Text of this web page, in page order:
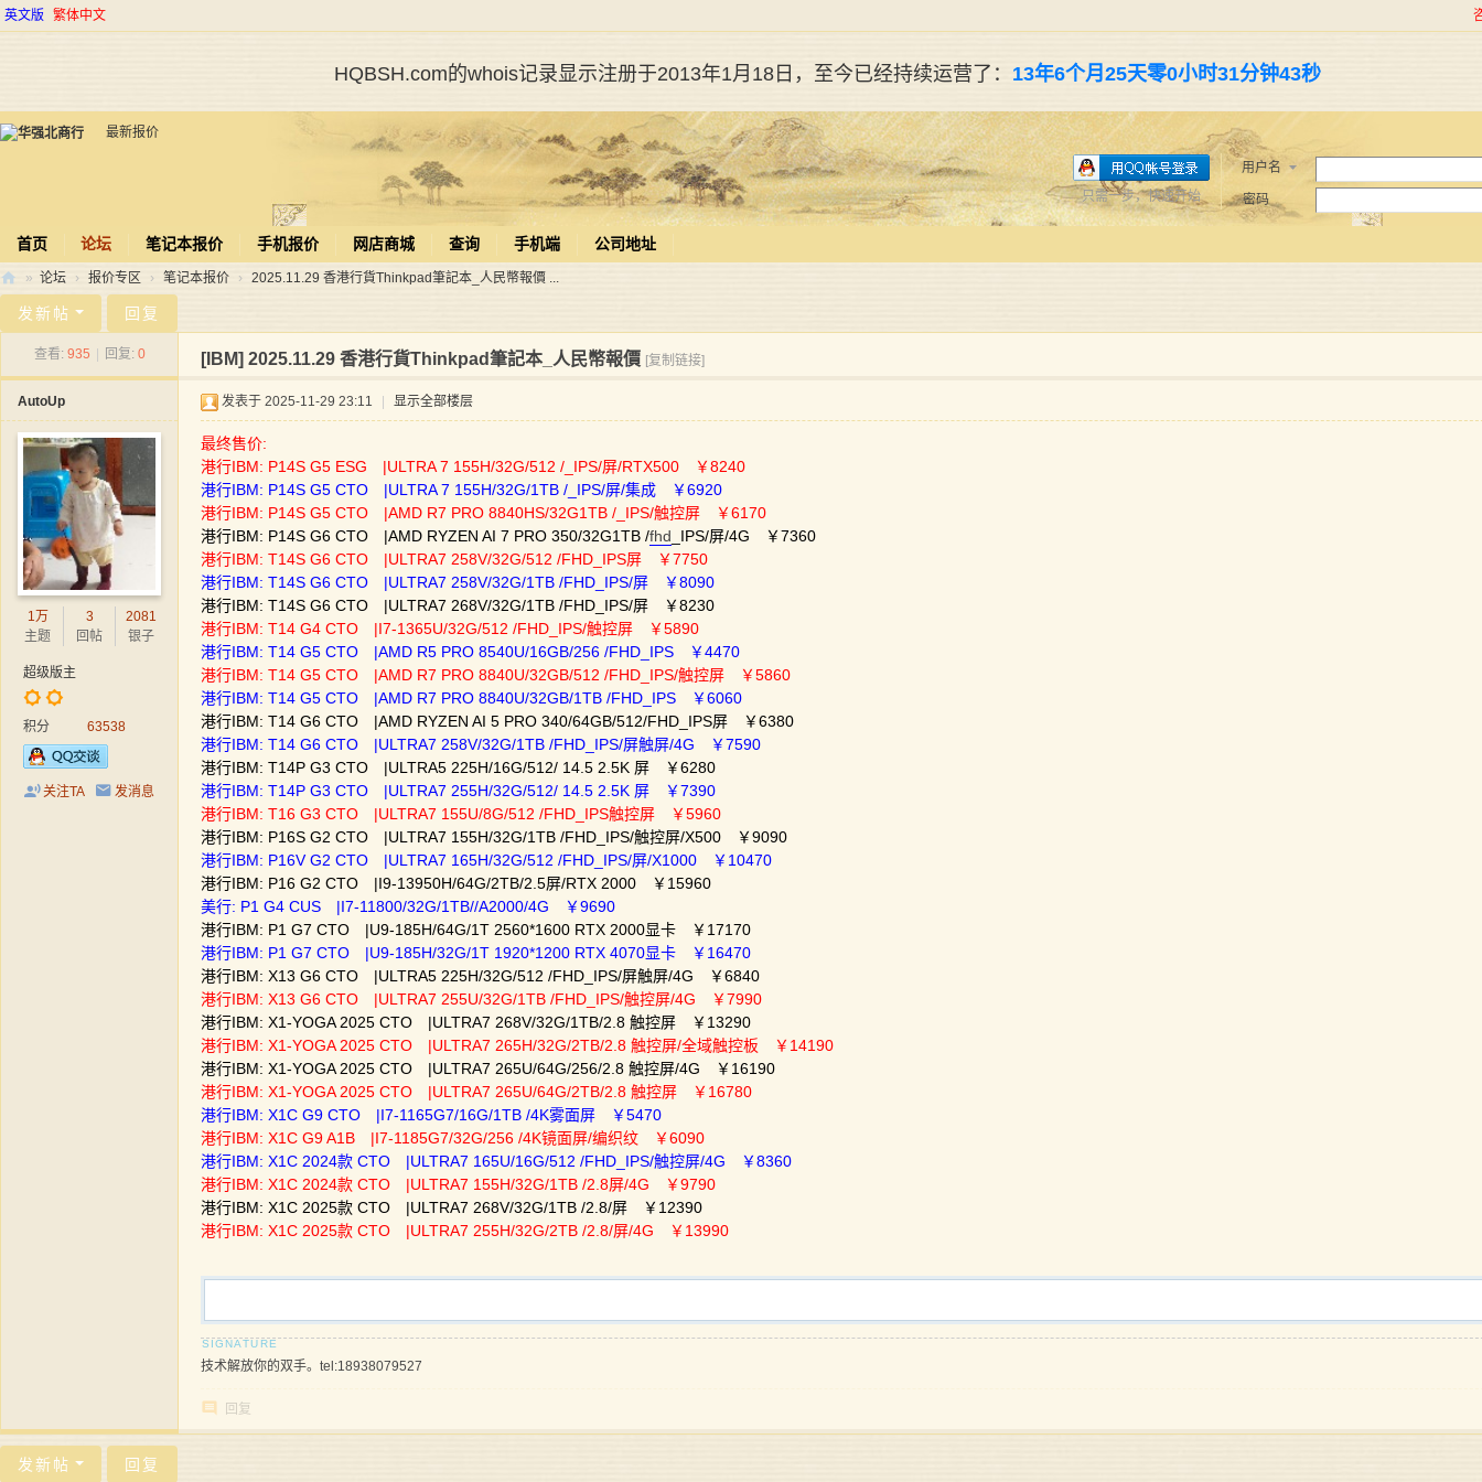
英文版 繁体中文
HQBSH.com的whois记录显示注册于2013年1月18日，至今已经持续运营了： 13年6个月25天零0小时31分钟44秒
最新报价
用户名
密码
只需一步，快速开始
首页 论坛 笔记本报价 手机报价 网店商城 查询 手机端 公司地址
北
» 论坛 › 报价专区 › 笔记本报价 › 2025.11.29 香港行貨Thinkpad筆記本_人民幣報價 ...
发新帖 回复
查看: 935 回复: 0 [IBM] 2025.11.29 香港行貨Thinkpad筆記本_人民幣報價 [复制链接]
AutoUp
1万
主题
3
回帖
2081
银子
超级版主
积分 63538
关注TA 发消息
发表于 2025-11-29 23:11 显示全部楼层
最终售价:
港行IBM: P14S G5 ESG |ULTRA 7 155H/32G/512 /_IPS/屏/RTX500 ￥8240
港行IBM: P14S G5 CTO |ULTRA 7 155H/32G/1TB /_IPS/屏/集成 ￥6920
港行IBM: P14S G5 CTO |AMD R7 PRO 8840HS/32G1TB /_IPS/触控屏 ￥6170
港行IBM: P14S G6 CTO |AMD RYZEN AI 7 PRO 350/32G1TB /fhd _IPS/屏/4G ￥7360
港行IBM: T14S G6 CTO |ULTRA7 258V/32G/512 /FHD_IPS屏 ￥7750
港行IBM: T14S G6 CTO |ULTRA7 258V/32G/1TB /FHD_IPS/屏 ￥8090
港行IBM: T14S G6 CTO |ULTRA7 268V/32G/1TB /FHD_IPS/屏 ￥8230
港行IBM: T14 G4 CTO |I7-1365U/32G/512 /FHD_IPS/触控屏 ￥5890
港行IBM: T14 G5 CTO |AMD R5 PRO 8540U/16GB/256 /FHD_IPS ￥4470
港行IBM: T14 G5 CTO |AMD R7 PRO 8840U/32GB/512 /FHD_IPS/触控屏 ￥5860
港行IBM: T14 G5 CTO |AMD R7 PRO 8840U/32GB/1TB /FHD_IPS ￥6060
港行IBM: T14 G6 CTO |AMD RYZEN AI 5 PRO 340/64GB/512/FHD_IPS屏 ￥6380
港行IBM: T14 G6 CTO |ULTRA7 258V/32G/1TB /FHD_IPS/屏触屏/4G ￥7590
港行IBM: T14P G3 CTO |ULTRA5 225H/16G/512/ 14.5 2.5K 屏 ￥6280
港行IBM: T14P G3 CTO |ULTRA7 255H/32G/512/ 14.5 2.5K 屏 ￥7390
港行IBM: T16 G3 CTO |ULTRA7 155U/8G/512 /FHD_IPS触控屏 ￥5960
港行IBM: P16S G2 CTO |ULTRA7 155H/32G/1TB /FHD_IPS/触控屏/X500 ￥9090
港行IBM: P16V G2 CTO |ULTRA7 165H/32G/512 /FHD_IPS/屏/X1000 ￥10470
港行IBM: P16 G2 CTO |I9-13950H/64G/2TB/2.5屏/RTX 2000 ￥15960
美行: P1 G4 CUS |I7-11800/32G/1TB//A2000/4G ￥9690
港行IBM: P1 G7 CTO |U9-185H/64G/1T 2560*1600 RTX 2000显卡 ￥17170
港行IBM: P1 G7 CTO |U9-185H/32G/1T 1920*1200 RTX 4070显卡 ￥16470
港行IBM: X13 G6 CTO |ULTRA5 225H/32G/512 /FHD_IPS/屏触屏/4G ￥6840
港行IBM: X13 G6 CTO |ULTRA7 255U/32G/1TB /FHD_IPS/触控屏/4G ￥7990
港行IBM: X1-YOGA 2025 CTO |ULTRA7 268V/32G/1TB/2.8 触控屏 ￥13290
港行IBM: X1-YOGA 2025 CTO |ULTRA7 265H/32G/2TB/2.8 触控屏/全域触控板 ￥14190
港行IBM: X1-YOGA 2025 CTO |ULTRA7 265U/64G/256/2.8 触控屏/4G ￥16190
港行IBM: X1-YOGA 2025 CTO |ULTRA7 265U/64G/2TB/2.8 触控屏 ￥16780
港行IBM: X1C G9 CTO |I7-1165G7/16G/1TB /4K雾面屏 ￥5470
港行IBM: X1C G9 A1B |I7-1185G7/32G/256 /4K镜面屏/编织纹 ￥6090
港行IBM: X1C 2024款 CTO |ULTRA7 165U/16G/512 /FHD_IPS/触控屏/4G ￥8360
港行IBM: X1C 2024款 CTO |ULTRA7 155H/32G/1TB /2.8屏/4G ￥9790
港行IBM: X1C 2025款 CTO |ULTRA7 268V/32G/1TB /2.8/屏 ￥12390
港行IBM: X1C 2025款 CTO |ULTRA7 255H/32G/2TB /2.8/屏/4G ￥13990
技术解放你的双手。tel:18938079527
回复
发新帖 回复